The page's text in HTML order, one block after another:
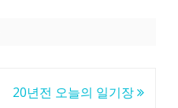
20년전 오늘의 일기장